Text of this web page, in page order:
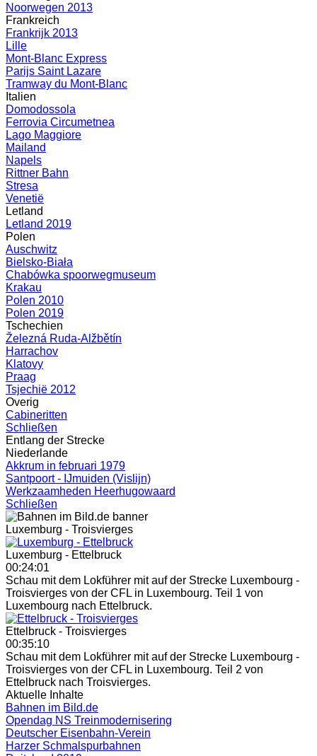
Noorwegen 2013
Frankreich
Frankrijk 2013
Lille
Mont-Blanc Express
Parijs Saint Lazare
Tramway du Mont-Blanc
Italien
Domodossola
Ferrovia Circumetnea
Lago Maggiore
Mailand
Napels
Rittner Bahn
Stresa
Venetië
Letland
Letland 2019
Polen
Auschwitz
Bielsko-Biała
Chabówka spoorwegmuseum
Krakau
Polen 2010
Polen 2019
Tschechien
Železná Ruda-Alžbětín
Harrachov
Klatovy
Praag
Tsjechië 2012
Overig
Cabineritten
Schließen
Entlang der Strecke
Niederlande
Akkrum in februari 1979
Santpoort - IJmuiden (Vislijn)
Werkzaamheden Heerhugowaard
Schließen
Luxemburg - Troisvierges
Luxemburg - Ettelbruck
00:24:01
Schau mit dem Lokführer mit auf der Strecke Luxembourg -
Troisvierges von der CFL in Luxembourg. Teil 1 von
Luxembourg nach Ettelbruck.
Ettelbruck - Troisvierges
00:35:10
Schau mit dem Lokführer mit auf der Strecke Luxembourg -
Troisvierges von der CFL in Luxembourg. Teil 2 von
Ettelbruck nach Troisvierges.
Aktuelle Inhalte
Bahnen im Bild.de
Opendag NS Treinmodernisering
Deutscher Eisenbahn-Verein
Harzer Schmalspurbahnen